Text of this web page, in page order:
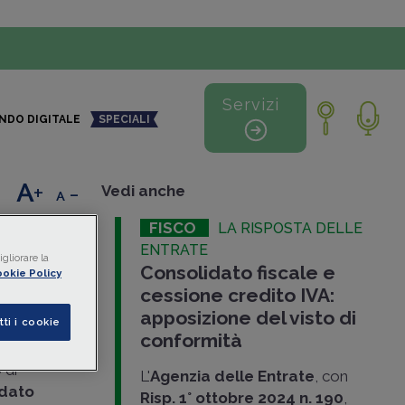
DIGITALE SPECIALI
Servizi
in
di
+ - Vedi anche
FISCO
LA RISPOSTA DELLE
ENTRATE
Consolidato fiscale e
cessione credito IVA:
apposizione del visto di
conformità
L'Agenzia delle Entrate, con
Risp. 1° ottobre 2024 n. 190,
la
Policy
i cookie